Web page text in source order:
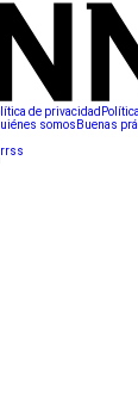
de privacidad
somos Buenas